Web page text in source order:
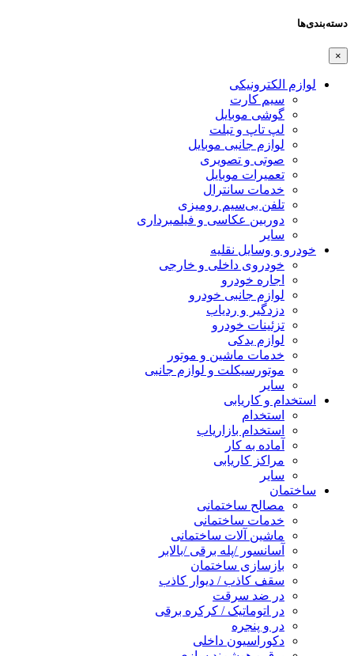
دسته‌بندی‌ها
×
لوازم الکترونیکی
سیم کارت
گوشی موبایل
لپ تاپ و تبلت
لوازم جانبی موبایل
صوتی و تصویری
تعمیرات موبایل
خدمات سانترال
تلفن بی‌سیم رومیزی
دوربین عکاسی و فیلمبرداری
سایر
خودرو و وسایل نقلیه
خودروی داخلی و خارجی
اجاره خودرو
لوازم جانبی خودرو
دزدگیر و ردیاب
تزئینات خودرو
لوازم یدکی
خدمات ماشین و موتور
موتورسیکلت و لوازم جانبی
سایر
استخدام و کاریابی
استخدام
استخدام بازاریاب
آماده به کار
مراکز کاریابی
سایر
ساختمان
مصالح ساختمانی
خدمات ساختمانی
ماشین آلات ساختمانی
آسانسور /پله برقی /بالابر
بازسازی ساختمان
سقف کاذب / دیوار کاذب
در ضد سرقت
در اتوماتیک / کرکره برقی
در و پنجره
دکوراسیون داخلی